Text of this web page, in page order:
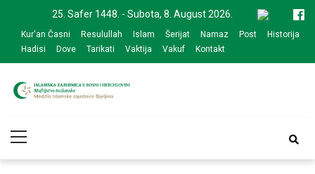
navigation
content
25. Safer 1448. - Subota, 8. August 2026.
Kur'an Časni Resulullah Islam Šerijat Namaz Post
Historija
Hadisi
Dove Tarikati Vaktija Vakuf Kontakt
zajednice Bijeljina
Menu